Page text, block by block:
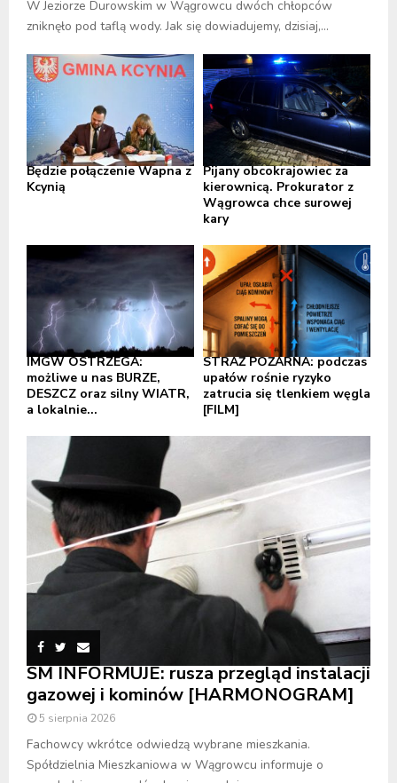
W Jeziorze Durowskim w Wągrowcu dwóch chłopców
zniknęło pod taflą wody. Jak się dowiadujemy, dzisiaj,...
Będzie połączenie Wapna z
Kcynią
Pijany obcokrajowiec za
kierownicą. Prokurator z
Wągrowca chce surowej
kary
IMGW OSTRZEGA:
możliwe u nas BURZE,
DESZCZ oraz silny WIATR,
a lokalnie...
STRAŻ POŻARNA: podczas
upałów rośnie ryzyko
zatrucia się tlenkiem węgla
[FILM]
SM INFORMUJE: rusza przegląd instalacji
gazowej i kominów [HARMONOGRAM]
5 sierpnia 2026
Fachowcy wkrótce odwiedzą wybrane mieszkania.
Spółdzielnia Mieszkaniowa w Wągrowcu informuje o